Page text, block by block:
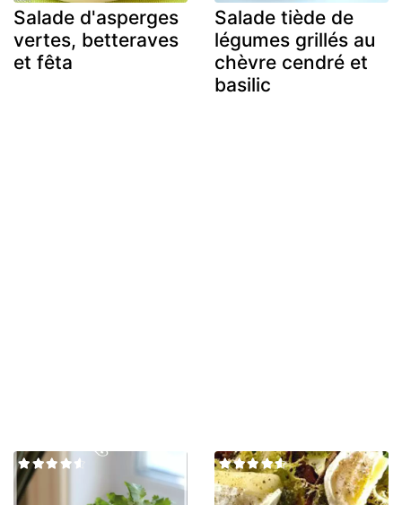
Salade d'asperges
vertes, betteraves
et fêta
Salade tiède de
légumes grillés au
chèvre cendré et
basilic